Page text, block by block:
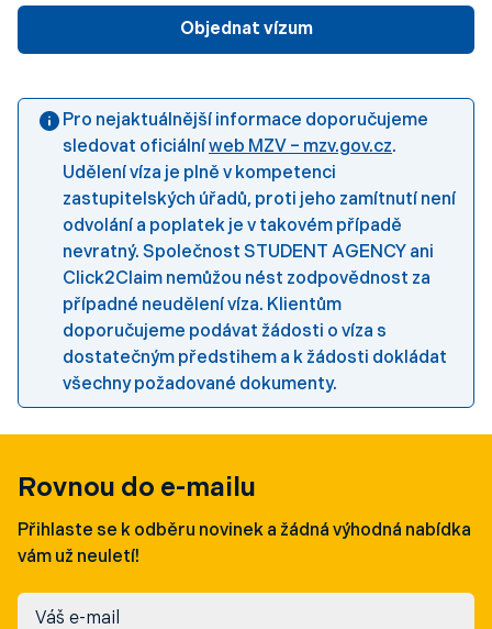
Objednat vízum
Pro nejaktuálnější informace doporučujeme
sledovat oficiální web MZV – mzv.gov.cz.
Udělení víza je plně v kompetenci
zastupitelských úřadů, proti jeho zamítnutí není
odvolání a poplatek je v takovém případě
nevratný. Společnost STUDENT AGENCY ani
Click2Claim nemůžou nést zodpovědnost za
případné neudělení víza. Klientům
doporučujeme podávat žádosti o víza s
dostatečným předstihem a k žádosti dokládat
všechny požadované dokumenty.
Rovnou do e-mailu
Přihlaste se k odběru novinek a žádná výhodná nabídka
vám už neuletí!
Váš e-mail